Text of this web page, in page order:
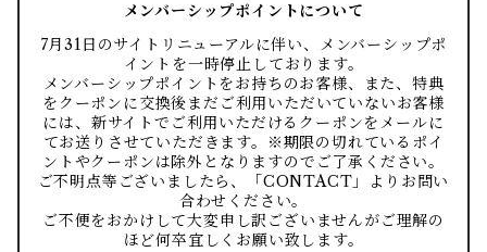
メンバーシップポイントについて
7月31日のサイトリニューアルに伴い、メンバーシップポ
イントを一時停止しております。
メンバーシップポイントをお持ちのお客様、また、特典
をクーポンに交換後まだご利用いただいていないお客様
には、新サイトでご利用いただけるクーポンをメールに
てお送りさせていただきます。※期限の切れているポイ
ントやクーポンは除外となりますのでご了承ください。
ご不明点等ございましたら、「CONTACT」よりお問い
合わせください。
ご不便をおかけして大変申し訳ございませんがご理解の
ほど何卒宜しくお願い致します。